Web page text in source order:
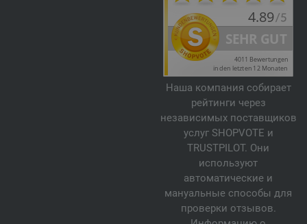
Наша компания собирает
рейтинги через
независимых поставщиков
услуг SHOPVOTE и
TRUSTPILOT. Они
используют
автоматические и
мануальные способы для
проверки отзывов.